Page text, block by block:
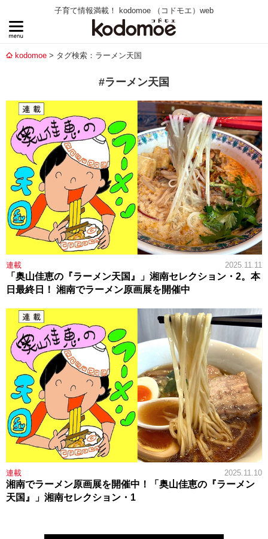
子育て情報満載！ kodomoe （コドモエ）web
kodomoe タグ検索：ラーメン天国
#ラーメン天国
連載 2025.11.11
「奥山佳恵の『ラーメン天国』」湘南セレクション・2。本
日最終日！ 湘南でラーメン原画展を開催中
連載 2025.11.10
湘南でラーメン原画展を開催中！「奥山佳恵の『ラーメン
天国』」湘南セレクション・1